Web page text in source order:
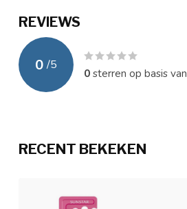
REVIEWS
0 /5
0sterren op basis van
RECENT BEKEKEN